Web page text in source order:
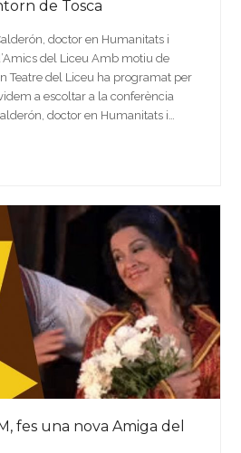
de Tosca
doctor en Humanitats i
del Liceu Amb motiu de
Teatre del Liceu ha programat per
a escoltar a la conferència
doctor en Humanitats i…
fes una nova Amiga del